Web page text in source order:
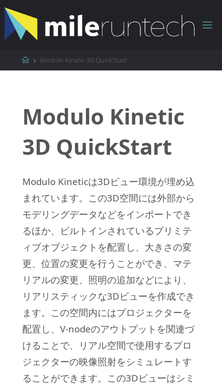
コ
ン
ホ
ー
Modulo Kinetic 3D QuickStart
Modulo Kinetic
3D QuickStart
Modulo Kineticは3Dビュー環境が埋め込
まれています。この3D空間には外部から
モデリングデータなどをインポートでき
るほか、ビルトインされているプリミテ
ィブオブジェクトを配置し、大きさの変
更、位置の変更を行うことができ、マテ
リアルの変更、照明の追加などにより、
リアリスティックな3Dビューを作成でき
ます。この空間内にはプロジェクターを
配置し、V-nodeのアウトプットを関連づ
けることで、リアル空間で使用するプロ
ジェクターの映像照射をシミュレートす
ることができます。この3Dビューはシミ